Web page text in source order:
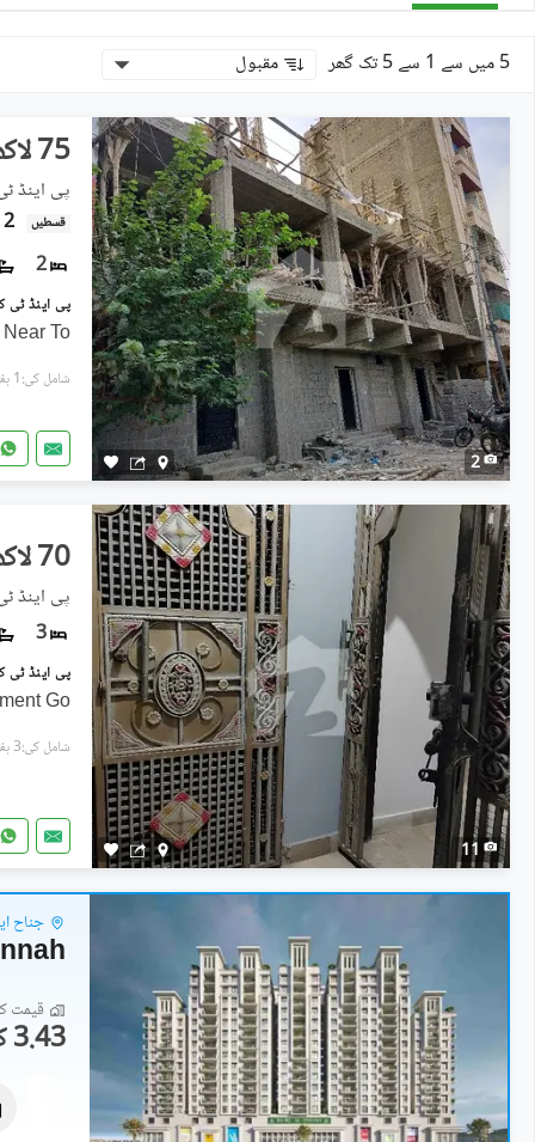
5 میں سے 1 سے 5 تک گھر مقبول
2
75 لاکھ
پی اینڈ
قسطیں 2 لاکھ
2
To
شامل کی:1 ہفتہ پہل
11
70 لاکھ
پی اینڈ
3
Go
شامل کی:3 ہفتے پہل
جناح
قیمت
3.43 کروڑ
فلیٹ
7.8 مرلہ